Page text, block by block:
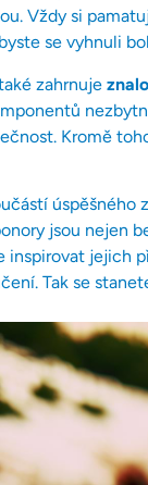
Vždy si
se vyhnuli
zahrnuje
Kromě
úspěšného
jsou nejen
inspirovat jejich
Tak se